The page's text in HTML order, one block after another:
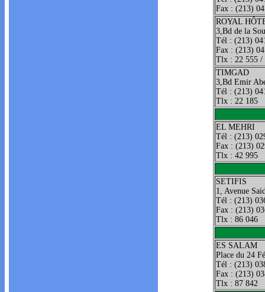
Fax : (213)
ROYAL
3,Bd de la
Tél : (213)
Fax : (213)
Tlx : 22 555 /
TIMGAD
3,Bd Emir
Tél : (213)
Tlx : 22 185
EL MEHRI
Tél : (213)
Fax : (213)
Tlx : 42 995
SETIFIS
1, Avenue
Tél : (213)
Fax : (213)
Tlx : 86 046
ES SALAM
Place du 24
Tél : (213)
Fax : (213)
Tlx : 87 842